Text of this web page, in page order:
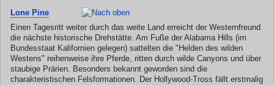
Lone Pine
Einen Tagesritt weiter durch das weite Land erreicht der Westernfreund
die nächste historische Drehstätte. Am Fuße der Alabama Hills (im
Bundesstaat Kalifornien gelegen) sattelten die "Helden des wilden
Westens" reihenweise ihre Pferde, ritten durch wilde Canyons und über
staubige Prärien. Besonders bekannt geworden sind die
charakteristischen Felsformationen. Der Hollywood-Tross fällt erstmalig